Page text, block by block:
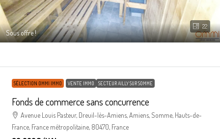
22
Sous offre !
SÉLECTION OMMI IMMO VENTE IMMO SECTEUR AILLY SUR SOMME
Fonds de commerce sans concurrence
Avenue Louis Pasteur, Dreuil-lès-Amiens, Amiens, Somme, Hauts-de-
France, France métropolitaine, 80470, France